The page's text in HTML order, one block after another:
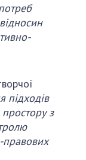
підходів
з
правових